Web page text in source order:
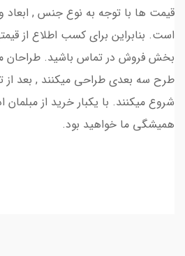
قیمت ها با توجه به نوع جنس , ابعاد
است. بنابراین برای کسب اطلاع از
بخش فروش در تماس باشید. طراحان
طرح سه بعدی طراحی میکنند , بعد از
شروع میکنند. با یکبار خرید از مبلمان
همیشگی ما خواهید بود.